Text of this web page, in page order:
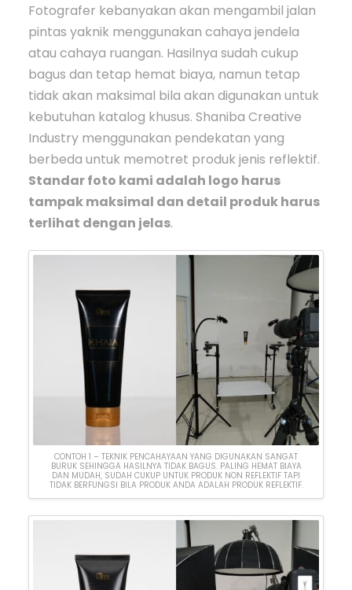
Fotografer kebanyakan akan mengambil jalan
pintas yaknik menggunakan cahaya jendela
atau cahaya ruangan. Hasilnya sudah cukup
bagus dan tetap hemat biaya, namun tetap
tidak akan maksimal bila akan digunakan untuk
kebutuhan katalog khusus. Shaniba Creative
Industry menggunakan pendekatan yang
berbeda untuk memotret produk jenis reflektif.
Standar foto kami adalah logo harus
tampak maksimal dan detail produk harus
terlihat dengan jelas.
CONTOH 1 – TEKNIK PENCAHAYAAN YANG DIGUNAKAN SANGAT
BURUK SEHINGGA HASILNYA TIDAK BAGUS. PALING HEMAT BIAYA
DAN MUDAH, SUDAH CUKUP UNTUK PRODUK NON REFLEKTIF TAPI
TIDAK BERFUNGSI BILA PRODUK ANDA ADALAH PRODUK REFLEKTIF.